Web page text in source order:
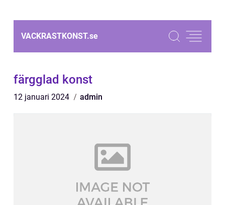
VACKRASTKONST.se
färgglad konst
12 januari 2024 admin